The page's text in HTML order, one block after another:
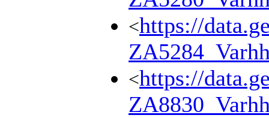
<https://
<https://